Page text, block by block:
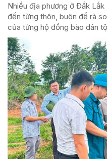
Nhiều địa phương ở Đắk
đến từng thôn, buôn để rà
của từng hộ đồng bào dân